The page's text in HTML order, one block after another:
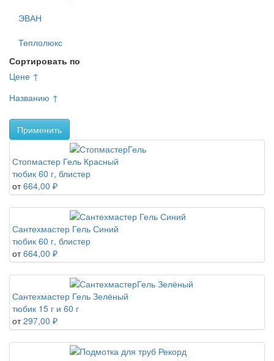
ЭВАН
Теплолюкс
Сортировать по
Цене ↑
Названию ↑
Применить
Стопмастер Гель Красный
тюбик 60 г, блистер
от 664,00 ₽
Сантехмастер Гель Синий
тюбик 60 г, блистер
от 664,00 ₽
Сантехмастер Гель Зелёный
тюбик 15 г и 60 г
от 297,00 ₽